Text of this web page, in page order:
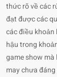
thức rõ về các
đạt được các
các điều
hậu trong
game show
may chưa